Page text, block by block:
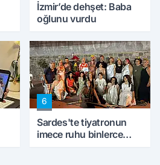
İzmir’de dehşet: Baba
oğlunu vurdu
6
Sardes'te tiyatronun
imece ruhu binlerce